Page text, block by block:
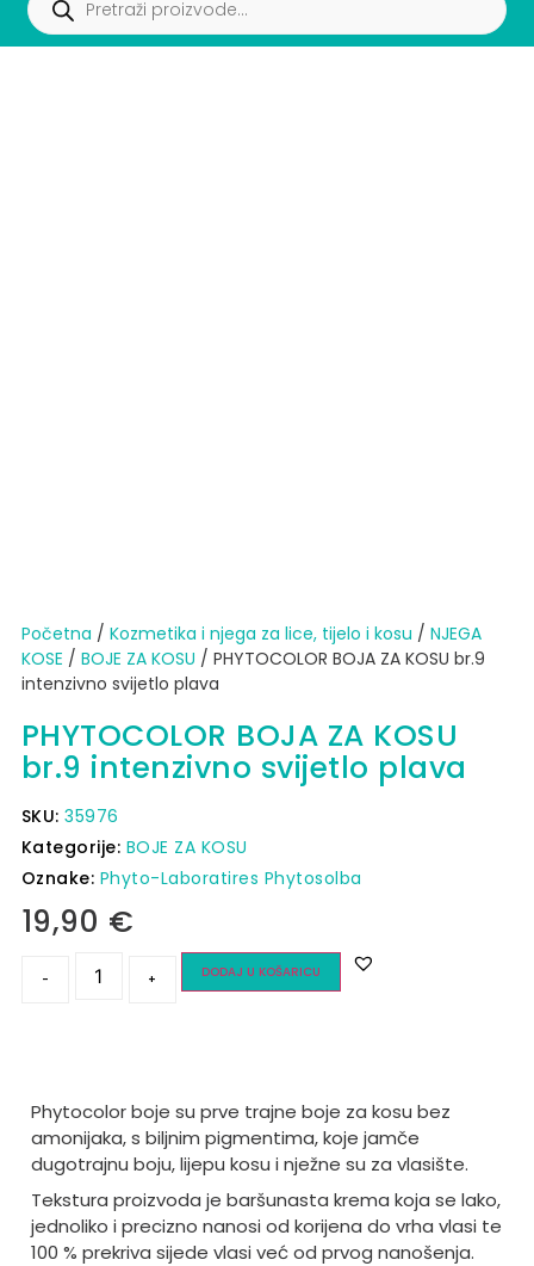
Početna / Kozmetika i njega za lice, tijelo i kosu / NJEGA
KOSE / BOJE ZA KOSU / PHYTOCOLOR BOJA ZA KOSU br.9
intenzivno svijetlo plava
PHYTOCOLOR BOJA ZA KOSU
br.9 intenzivno svijetlo plava
SKU:35976
Kategorije: BOJE ZA KOSU
Oznake: Phyto-Laboratires Phytosolba
19,90 €
- + DODAJ U KOŠARICU
Phytocolor boje su prve trajne boje za kosu bez
amonijaka, s biljnim pigmentima, koje jamče
dugotrajnu boju, lijepu kosu i nježne su za vlasište.
Tekstura proizvoda je baršunasta krema koja se lako,
jednoliko i precizno nanosi od korijena do vrha vlasi te
100 % prekriva sijede vlasi već od prvog nanošenja.